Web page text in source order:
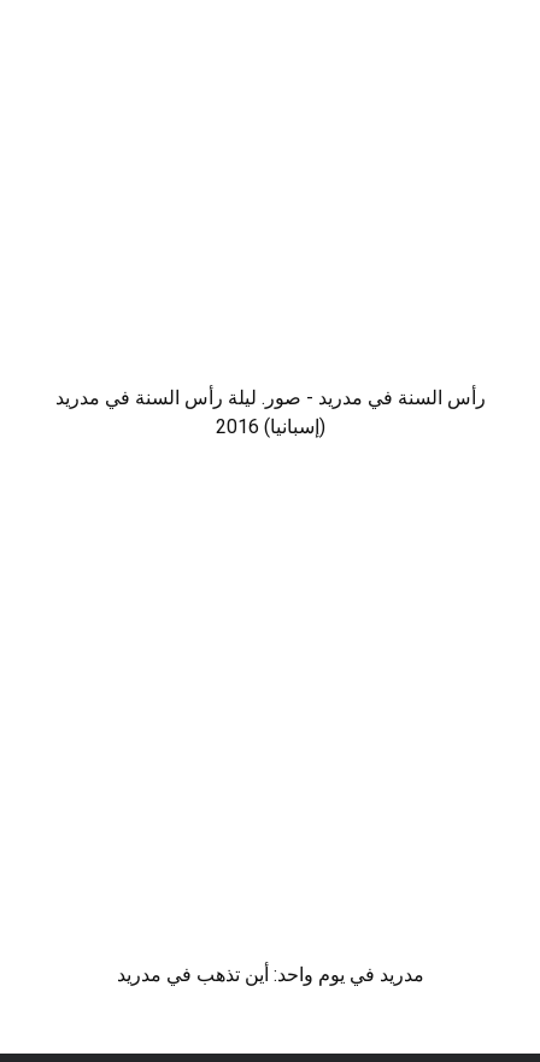
رأس السنة في مدريد - صور. ليلة رأس السنة في مدريد
(إسبانيا) 2016
مدريد في يوم واحد: أين تذهب في مدريد